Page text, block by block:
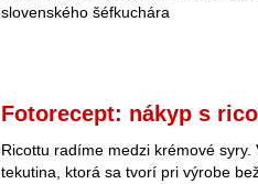
slovenského šéfkuchára
Fotorecept: nákyp s
Ricottu radíme medzi krémové
tekutina, ktorá sa tvorí pri výrobe